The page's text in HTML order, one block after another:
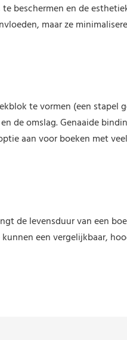
beschermen en de
maar ze
te vormen (een stapel
de omslag. Genaaide
aan voor boeken met
de levensduur van een
een vergelijkbaar,